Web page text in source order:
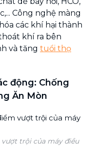
Công nghệ màng
các khí hại thành
khí ra bên
và tăng tuổi thọ
động: Chống
Ăn Mòn
vượt trội của máy điều